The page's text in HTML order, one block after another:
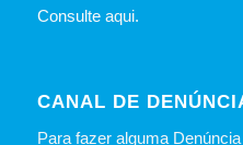
Consulte aqui.
CANAL DE
Para fazer alguma